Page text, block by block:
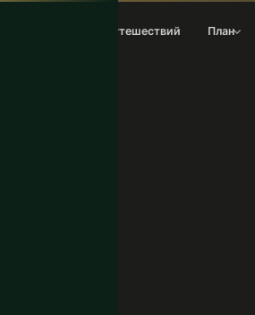
Карта путешествий План